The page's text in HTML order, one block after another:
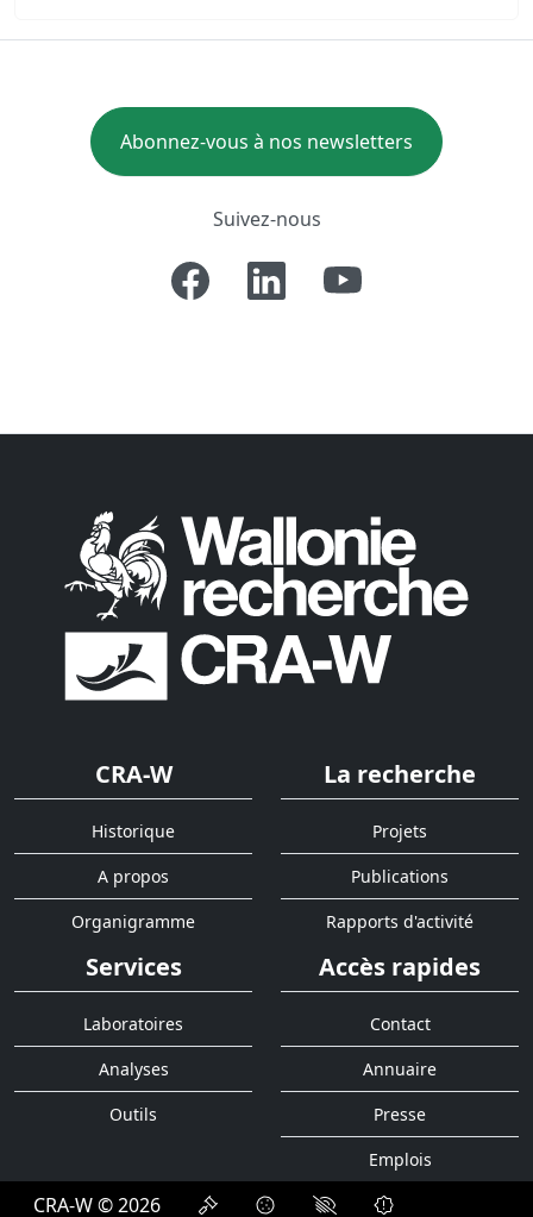
Abonnez-vous à nos newsletters
Suivez-nous
CRA-W
Historique
A propos
Organigramme
La recherche
Projets
Publications
Rapports d'activité
Services
Laboratoires
Analyses
Outils
Accès rapides
Contact
Annuaire
Presse
Emplois
CRA-W © 2026